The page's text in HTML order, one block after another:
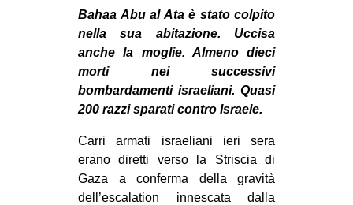
MOBILITAZIONI
SPAZI
SPORT POPOLARE
MOVIMENTI
AMBIENTE
ANTIFASCISMO
Bahaa Abu al Ata è stato colpito
nella sua abitazione. Uccisa
anche la moglie. Almeno dieci
morti nei successivi
bombardamenti israeliani. Quasi
200 razzi sparati contro Israele.
Carri armati israeliani ieri sera
erano diretti verso la Striscia di
Gaza a conferma della gravità
dell’escalation innescata dalla